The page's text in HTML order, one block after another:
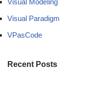
Visual Modeling
Visual Paradigm
VPasCode
Recent Posts